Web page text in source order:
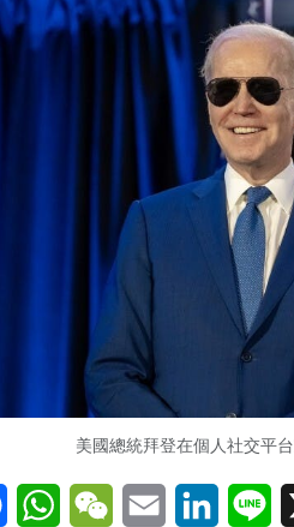
美國總統拜登在個人社交平
FacebookWhatsAppWeChatEmail LinkedIn